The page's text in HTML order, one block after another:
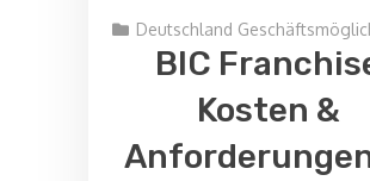
Deutschland
BIC
Kosten &